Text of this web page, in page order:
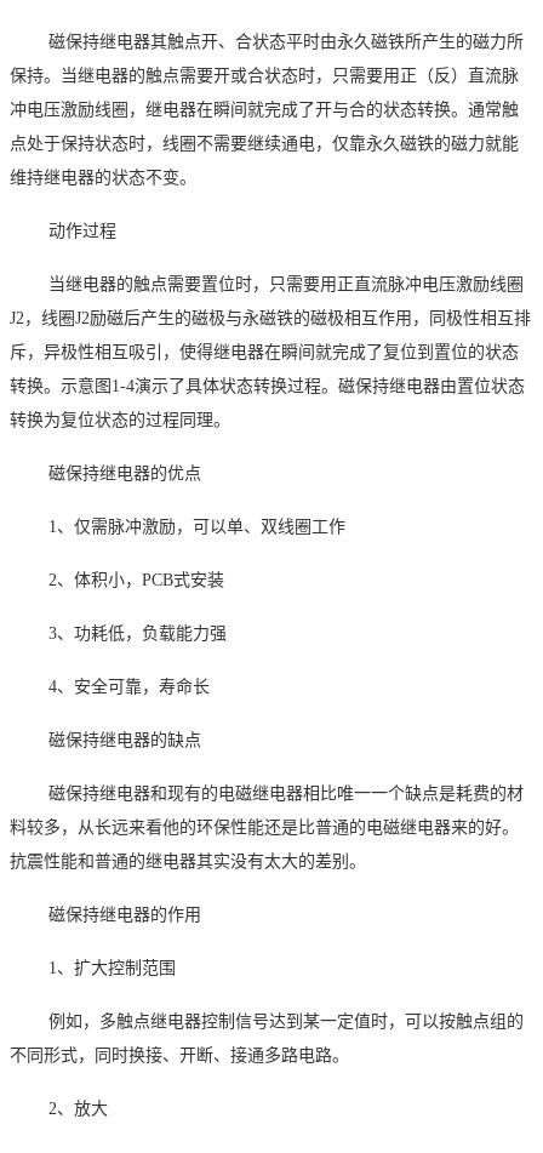
磁保持继电器其触点开、合状态平时由永久磁铁所产生的磁力所
保持。当继电器的触点需要开或合状态时，只需要用正（反）直流脉
冲电压激励线圈，继电器在瞬间就完成了开与合的状态转换。通常触
点处于保持状态时，线圈不需要继续通电，仅靠永久磁铁的磁力就能
维持继电器的状态不变。
动作过程
当继电器的触点需要置位时，只需要用正直流脉冲电压激励线圈
J2，线圈J2励磁后产生的磁极与永磁铁的磁极相互作用，同极性相互排
斥，异极性相互吸引，使得继电器在瞬间就完成了复位到置位的状态
转换。示意图 1-4演示了具体状态转换过程。磁保持继电器由置位状态
转换为复位状态的过程同理。
磁保持继电器的优点
1、仅需脉冲激励，可以单、双线圈工作
2、体积小， PCB式安装
3、功耗低，负载能力强
4、安全可靠，寿命长
磁保持继电器的缺点
磁保持继电器和现有的电磁继电器相比唯一一个缺点是耗费的材
料较多，从长远来看他的环保性能还是比普通的电磁继电器来的好。
抗震性能和普通的继电器其实没有太大的差别。
磁保持继电器的作用
1、扩大控制范围
例如，多触点继电器控制信号达到某一定值时，可以按触点组的
不同形式，同时换接、开断、接通多路电路。
2、放大